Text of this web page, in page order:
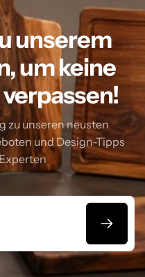
unserem
um keine
zu unseren neusten
und Design-Tipps